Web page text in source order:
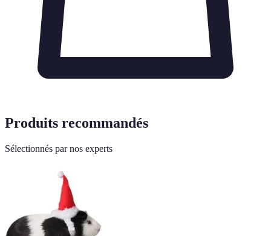
Produits recommandés
Sélectionnés par nos experts